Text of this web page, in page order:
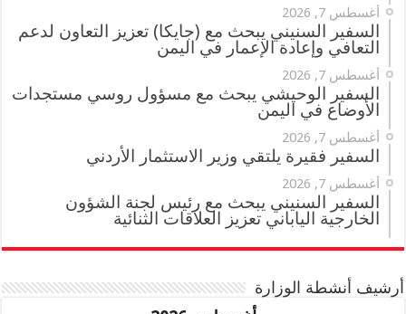
أغسطس 7, 2026
السفير السنيني يبحث مع (جايكا) تعزيز التعاون لدعم
التعافي وإعادة الإعمار في اليمن
أغسطس 7, 2026
السفير الوحيشي يبحث مع مسؤول روسي مستجدات
الأوضاع في اليمن
أغسطس 7, 2026
السفير فقيرة يلتقي وزير الاستثمار الأردني
أغسطس 7, 2026
السفير السنيني يبحث مع رئيس لجنة الشؤون
الخارجية الياباني تعزيز العلاقات الثنائية
أرشيف أنشطة الوزارة